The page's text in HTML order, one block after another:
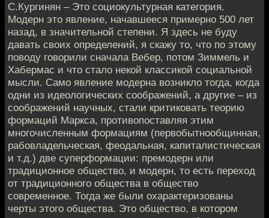
С.Кургинян – Это социокультурная категория.
Модерн это явление, начавшееся примерно 500 лет
назад, в значительной степени. Я здесь не буду
давать своих определений, я скажу то, что по этому
поводу говорили сначала Вебер, потом Зиммель и
Хабермас и что стало некой классикой социальной
мысли. Само явление модерна возникло тогда, когда
одни из идеологических соображений, а другие – из
соображений научных, стали критиковать теорию
формаций Маркса, противопоставляя этим
многочисленным формациям (первобытнообщинная,
рабовладельческая, феодальная, капиталистическая
и т.д.) две суперформации: премодерн или
традиционное общество, и модерн, то есть переход
от традиционного общества в общество
современное. Тогда же были охарактеризованы
черты этого общества. Это общество, в котором